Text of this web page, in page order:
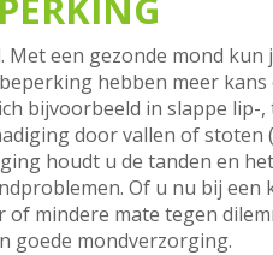
een gezonde mond
hebben meer
bijvoorbeeld in slappe
door vallen of
houdt u de tanden en
Of u nu bij
mindere mate tegen
goede mondverzorging.